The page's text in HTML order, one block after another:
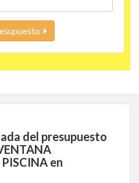
del presupuesto
en